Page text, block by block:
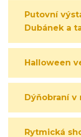
Putovní
Dubánek a
Halloween
Dýňobraní v
Rytmická